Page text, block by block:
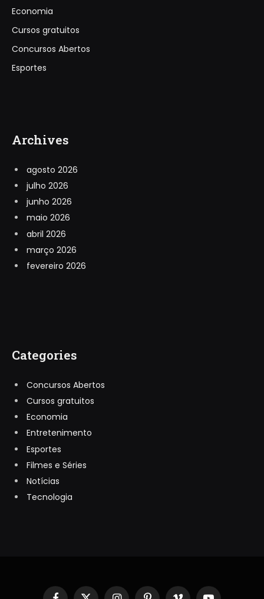
Economia
Cursos gratuitos
Concursos Abertos
Esportes
Archives
agosto 2026
julho 2026
junho 2026
maio 2026
abril 2026
março 2026
fevereiro 2026
Categories
Concursos Abertos
Cursos gratuitos
Economia
Entretenimento
Esportes
Filmes e Séries
Notícias
Tecnologia